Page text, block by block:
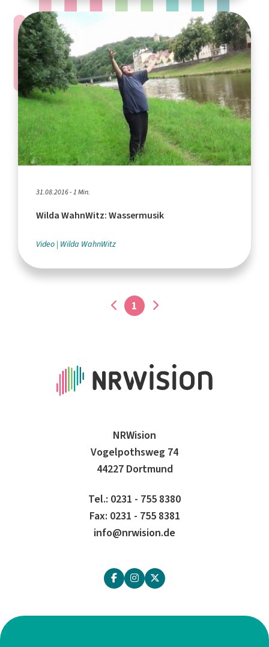
31.08.2016 - 1 Min.
Wilda WahnWitz: Wassermusik
Video Wilda WahnWitz
1
NRWision
Vogelpothsweg 74
44227 Dortmund
Tel.: 0231 - 755 8380
Fax: 0231 - 755 8381
info@nrwision.de